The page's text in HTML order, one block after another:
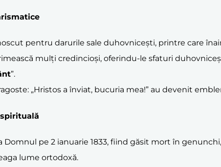
pentru darurile sale duhovnicești, printre care
mulți credincioși, oferindu-le sfaturi
”.
„Hristos a înviat, bucuria mea!” au devenit
Domnul pe 2 ianuarie 1833, fiind găsit mort în
lume ortodoxă.